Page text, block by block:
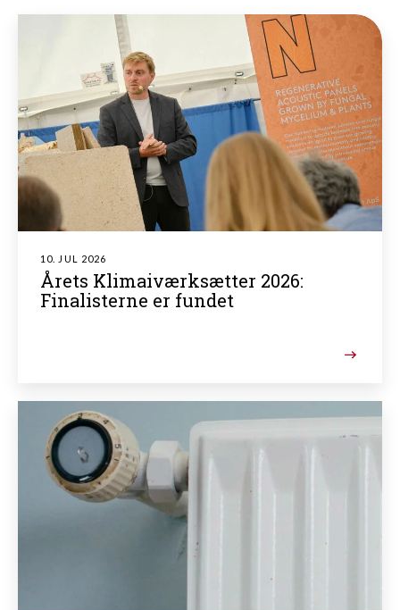
10. JUL 2026
Årets Klimaiværksætter 2026:
Finalisterne er fundet